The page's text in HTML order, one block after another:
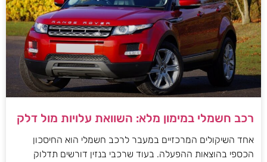
רכב חשמלי במימון מלא: השוואת עלויות מול דלק
אחד השיקולים המרכזיים במעבר לרכב חשמלי הוא החיסכון
הכספי בהוצאות ההפעלה. בעוד שרכבי בנזין דורשים תדלוק